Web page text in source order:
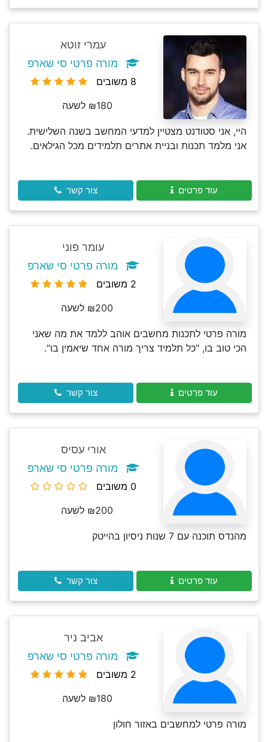
עמרי זוטא
מורה פרטי סי שארפ
8 משובים
₪180 לשעה
היי, אני סטודנט מצטיין למדעי המחשב בשנה השלישית.
אני מלמד תכנות ובניית אתרים תלמידים מכל הגילאים.
עוד פרטים צור קשר
עומר פוני
מורה פרטי סי שארפ
2 משובים
₪200 לשעה
מורה פרטי לתכנות מחשבים אוהב ללמד את מה שאני
הכי טוב בו, "כל תלמיד צריך מורה אחד שיאמין בו".
עוד פרטים צור קשר
אורי עסיס
מורה פרטי סי שארפ
0 משובים
₪200 לשעה
מהנדס תוכנה עם 7 שנות ניסיון בהייטק
עוד פרטים צור קשר
אביב ניר
מורה פרטי סי שארפ
2 משובים
₪180 לשעה
מורה פרטי למחשבים באזור חולון